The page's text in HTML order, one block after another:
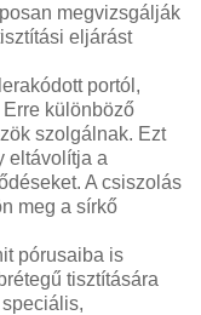
megvizsgálják
eljárást
portól,
különböző
szolgálnak. Ezt
eltávolítja a
A csiszolás
meg a sírkő
pórusaiba is
tisztítására